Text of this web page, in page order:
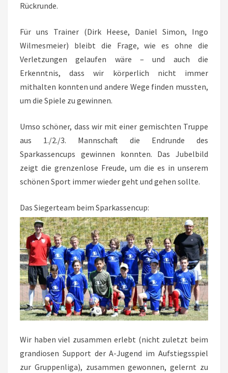
Rückrunde.
Für uns Trainer (Dirk Heese, Daniel Simon, Ingo
Wilmesmeier) bleibt die Frage, wie es ohne die
Verletzungen gelaufen wäre – und auch die
Erkenntnis, dass wir körperlich nicht immer
mithalten konnten und andere Wege finden mussten,
um die Spiele zu gewinnen.
Umso schöner, dass wir mit einer gemischten Truppe
aus 1./2./3. Mannschaft die Endrunde des
Sparkassencups gewinnen konnten. Das Jubelbild
zeigt die grenzenlose Freude, um die es in unserem
schönen Sport immer wieder geht und gehen sollte.
Das Siegerteam beim Sparkassencup:
Wir haben viel zusammen erlebt (nicht zuletzt beim
grandiosen Support der A-Jugend im Aufstiegsspiel
zur Gruppenliga), zusammen gewonnen, gelernt zu